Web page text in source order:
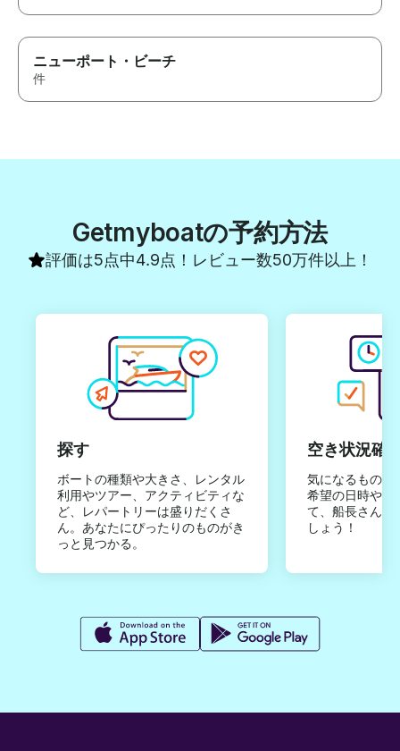
ニューポート・ビーチ
件
Getmyboatの予約方法
評価は5点中4.9点！レビュー数50万件以上！
探す
ボートの種類や大きさ、レンタル
利用やツアー、アクティビティな
ど、レパートリーは盛りだくさ
ん。あなたにぴったりのものがき
っと見つかる。
空き状況確
気になるものは
希望の日時やご
て、船長さんか
しょう！